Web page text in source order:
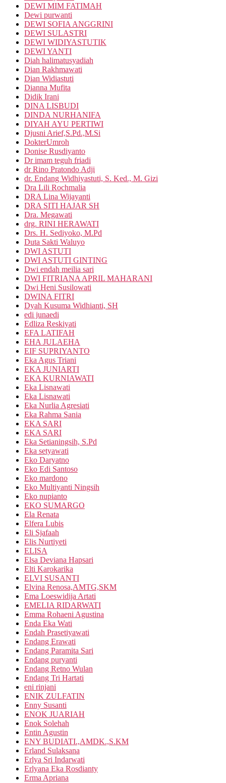
DEWI MIM FATIMAH
Dewi purwanti
DEWI SOFIA ANGGRINI
DEWI SULASTRI
DEWI WIDIYASTUTIK
DEWI YANTI
Diah halimatusyadiah
Dian Rakhmawati
Dian Widiastuti
Dianna Mufita
Didik Irani
DINA LISBUDI
DINDA NURHANIFA
DIYAH AYU PERTIWI
Djusni Arief,S.Pd.,M.Si
DokterUmroh
Donise Rusdiyanto
Dr imam teguh friadi
dr Rino Pratondo Adji
dr. Endang Widhiyastuti, S. Ked., M. Gizi
Dra Lili Rochmalia
DRA Lina Wijayanti
DRA SITI HAJAR SH
Dra. Megawati
drg. RINI HERAWATI
Drs. H. Sediyoko, M.Pd
Duta Sakti Waluyo
DWI ASTUTI
DWI ASTUTI GINTING
Dwi endah meilia sari
DWI FITRIANA APRIL MAHARANI
Dwi Heni Susilowati
DWINA FITRI
Dyah Kusuma Widhianti, SH
edi junaedi
Edliza Reskiyati
EFA LATIFAH
EHA JULAEHA
EIF SUPRIYANTO
Eka Agus Triani
EKA JUNIARTI
EKA KURNIAWATI
Eka Lisnawati
Eka Lisnawati
Eka Nurlia Agresiati
Eka Rahma Sania
EKA SARI
EKA SARI
Eka Setianingsih, S.Pd
Eka setyawati
Eko Daryatno
Eko Edi Santoso
Eko mardono
Eko Multiyanti Ningsih
Eko nupianto
EKO SUMARGO
Ela Renata
Elfera Lubis
Eli Sjafaah
Elis Nurtiyeti
ELISA
Elsa Deviana Hapsari
Elti Karokarika
ELVI SUSANTI
Elvina Renosa,AMTG,SKM
Ema Loeswidija Artati
EMELIA RIDARWATI
Emma Rohaeni Agustina
Enda Eka Wati
Endah Prasetiyawati
Endang Erawati
Endang Paramita Sari
Endang puryanti
Endang Retno Wulan
Endang Tri Hartati
eni rinjani
ENIK ZULFATIN
Enny Susanti
ENOK JUARIAH
Enok Solehah
Entin Agustin
ENY BUDIATI.,AMDK.,S.KM
Erland Sulaksana
Erlya Sri Indarwati
Erlyana Eka Rosdianty
Erma Apriana